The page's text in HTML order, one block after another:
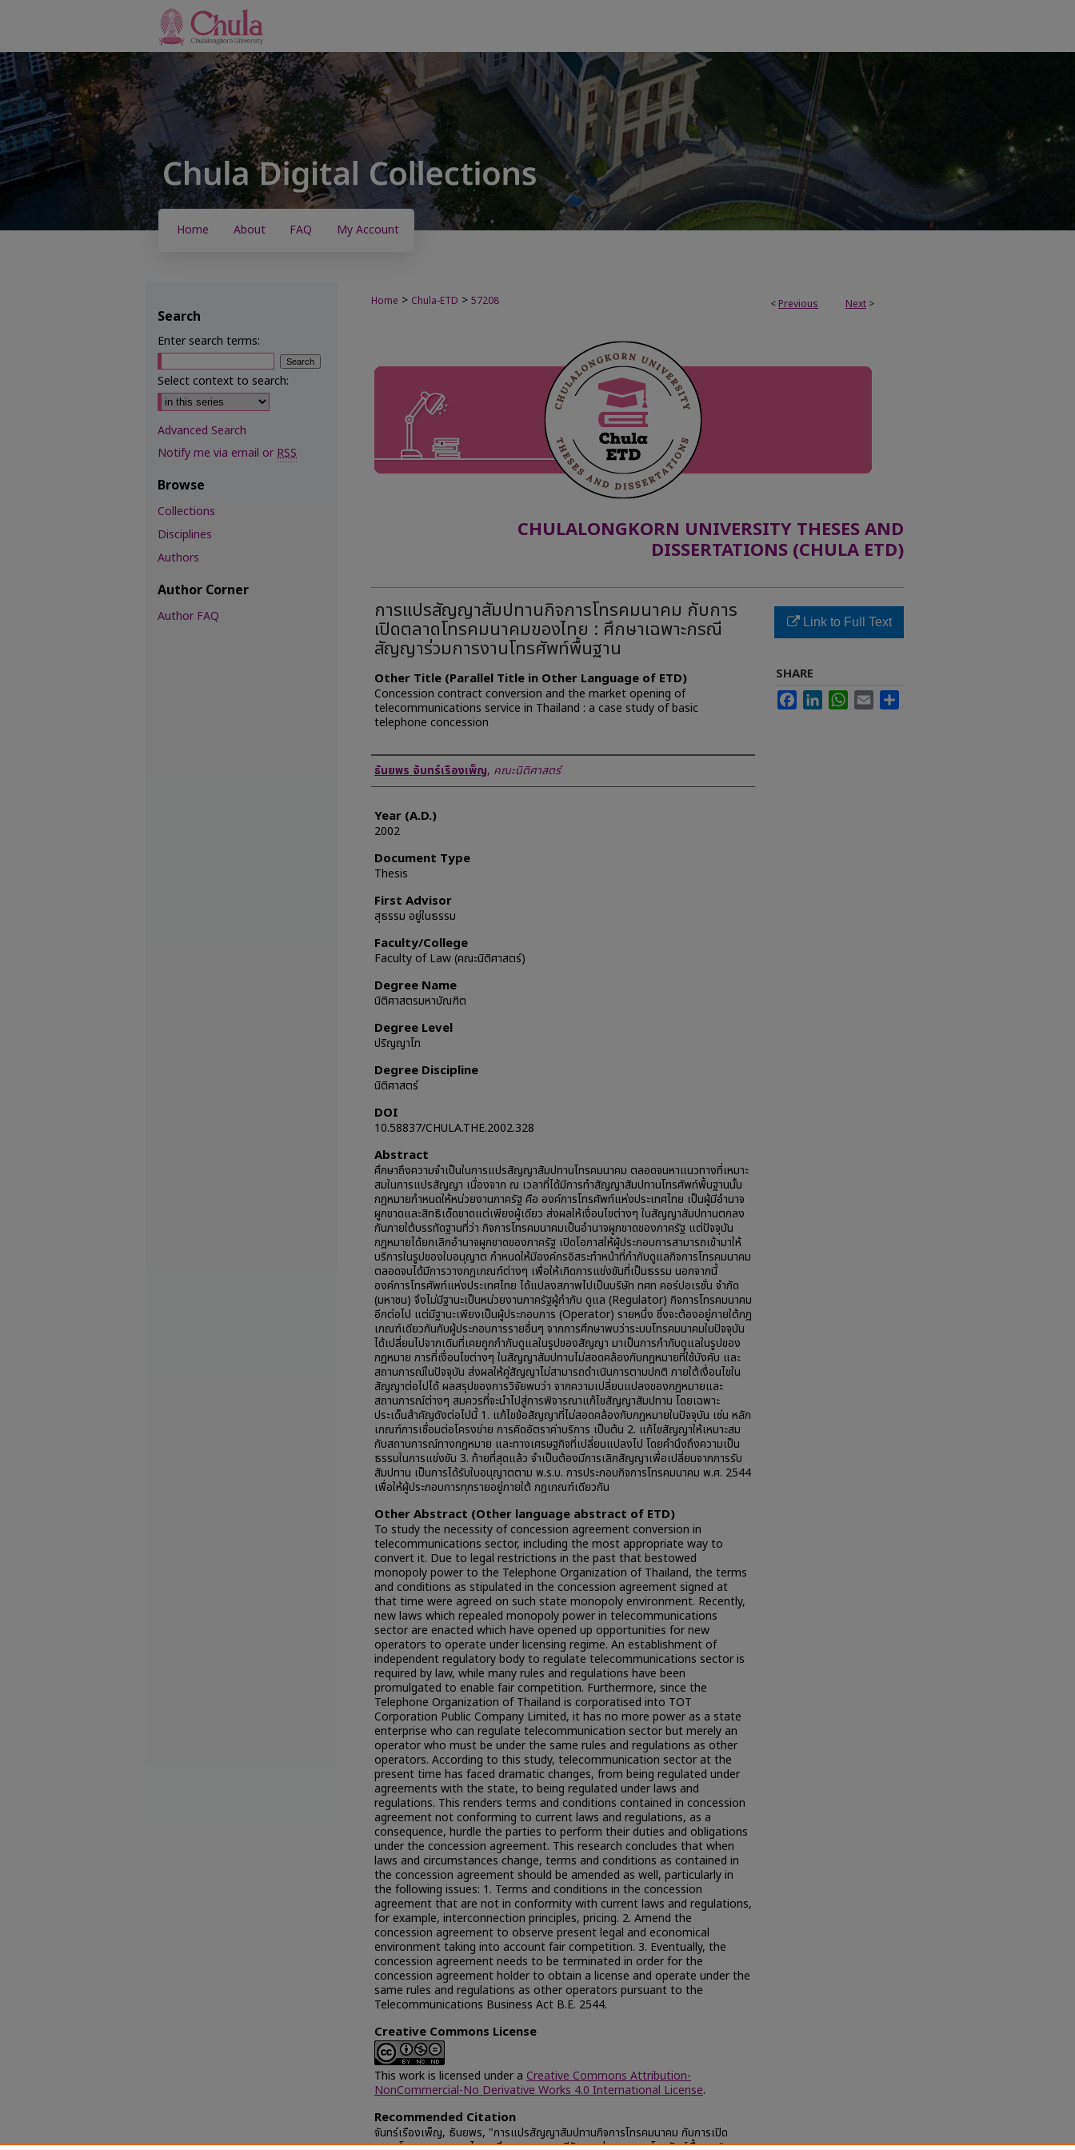
Home About FAQ My Account
< Previous Next >
Home > Chula-ETD > 57208
CHULALONGKORN UNIVERSITY THESES AND
DISSERTATIONS (CHULA ETD)
การแปรสัญญาสัมปทานกิจการโทรคมนาคม กับการ
เปิดตลาดโทรคมนาคมของไทย : ศึกษาเฉพาะกรณี
สัญญาร่วมการงานโทรศัพท์พื้นฐาน
Other Title (Parallel Title in Other Language of ETD)
Concession contract conversion and the market opening of
telecommunications service in Thailand : a case study of basic
telephone concession
Author
ธันยพร จันทร์เรืองเพ็ญ, คณะนิติศาสตร์
Year (A.D.)
2002
Document Type
Thesis
First Advisor
สุธรรม อยู่ในธรรม
Faculty/College
Faculty of Law (คณะนิติศาสตร์)
Degree Name
นิติศาสตรมหาบัณฑิต
Degree Level
ปริญญาโท
Degree Discipline
นิติศาสตร์
DOI
10.58837/CHULA.THE.2002.328
Abstract
ศึกษาถึงความจำเป็นในการแปรสัญญาสัมปทานโทรคมนาคม ตลอดจนหาแนวทางที่เหมาะ
สมในการแปรสัญญา เนื่องจาก ณ เวลาที่ได้มีการทำสัญญาสัมปทานโทรศัพท์พื้นฐานนั้น
กฎหมายกำหนดให้หน่วยงานภาครัฐ คือ องค์การโทรศัพท์แห่งประเทศไทย เป็นผู้มีอำนาจ
ผูกขาดและสิทธิเด็ดขาดแต่เพียงผู้เดียว ส่งผลให้เงื่อนไขต่างๆ ในสัญญาสัมปทานตกลง
กันภายใต้บรรทัดฐานที่ว่า กิจการโทรคมนาคมเป็นอำนาจผูกขาดของภาครัฐ แต่ปัจจุบัน
กฎหมายได้ยกเลิกอำนาจผูกขาดของภาครัฐ เปิดโอกาสให้ผู้ประกอบการสามารถเข้ามาให้
บริการในรูปของใบอนุญาต กำหนดให้มีองค์กรอิสระทำหน้าที่กำกับดูแลกิจการโทรคมนาคม
ตลอดจนได้มีการวางกฎเกณฑ์ต่างๆ เพื่อให้เกิดการแข่งขันที่เป็นธรรม นอกจากนี้
องค์การโทรศัพท์แห่งประเทศไทย ได้แปลงสภาพไปเป็นบริษัท ทศท คอร์ปอเรชั่น จำกัด
(มหาชน) จึงไม่มีฐานะเป็นหน่วยงานภาครัฐผู้กำกับ ดูแล (Regulator) กิจการโทรคมนาคม
อีกต่อไป แต่มีฐานะเพียงเป็นผู้ประกอบการ (Operator) รายหนึ่ง ซึ่งจะต้องอยู่ภายใต้กฎ
เกณฑ์เดียวกันกับผู้ประกอบการรายอื่นๆ จากการศึกษาพบว่าระบบโทรคมนาคมในปัจจุบัน
ได้เปลี่ยนไปจากเดิมที่เคยถูกกำกับดูแลในรูปของสัญญา มาเป็นการกำกับดูแลในรูปของ
กฎหมาย การที่เงื่อนไขต่างๆ ในสัญญาสัมปทานไม่สอดคล้องกับกฎหมายที่ใช้บังคับ และ
สถานการณ์ในปัจจุบัน ส่งผลให้คู่สัญญาไม่สามารถดำเนินการตามปกติ ภายใต้เงื่อนไขใน
สัญญาต่อไปได้ ผลสรุปของการวิจัยพบว่า จากความเปลี่ยนแปลงของกฎหมายและ
สถานการณ์ต่างๆ สมควรที่จะนำไปสู่การพิจารณาแก้ไขสัญญาสัมปทาน โดยเฉพาะ
ประเด็นสำคัญดังต่อไปนี้ 1. แก้ไขข้อสัญญาที่ไม่สอดคล้องกับกฎหมายในปัจจุบัน เช่น หลัก
เกณฑ์การเชื่อมต่อโครงข่าย การคิดอัตราค่าบริการ เป็นต้น 2. แก้ไขสัญญาให้เหมาะสม
กับสถานการณ์ทางกฎหมาย และทางเศรษฐกิจที่เปลี่ยนแปลงไป โดยคำนึงถึงความเป็น
ธรรมในการแข่งขัน 3. ท้ายที่สุดแล้ว จำเป็นต้องมีการเลิกสัญญาเพื่อเปลี่ยนจากการรับ
สัมปทาน เป็นการได้รับใบอนุญาตตาม พ.ร.บ. การประกอบกิจการโทรคมนาคม พ.ศ. 2544
เพื่อให้ผู้ประกอบการทุกรายอยู่ภายใต้ กฎเกณฑ์เดียวกัน
Other Abstract (Other language abstract of ETD)
To study the necessity of concession agreement conversion in
telecommunications sector, including the most appropriate way to
convert it. Due to legal restrictions in the past that bestowed
monopoly power to the Telephone Organization of Thailand, the terms
and conditions as stipulated in the concession agreement signed at
that time were agreed on such state monopoly environment. Recently,
new laws which repealed monopoly power in telecommunications
sector are enacted which have opened up opportunities for new
operators to operate under licensing regime. An establishment of
independent regulatory body to regulate telecommunications sector is
required by law, while many rules and regulations have been
promulgated to enable fair competition. Furthermore, since the
Telephone Organization of Thailand is corporatised into TOT
Corporation Public Company Limited, it has no more power as a state
enterprise who can regulate telecommunication sector but merely an
operator who must be under the same rules and regulations as other
operators. According to this study, telecommunication sector at the
present time has faced dramatic changes, from being regulated under
agreements with the state, to being regulated under laws and
regulations. This renders terms and conditions contained in concession
agreement not conforming to current laws and regulations, as a
consequence, hurdle the parties to perform their duties and obligations
under the concession agreement. This research concludes that when
laws and circumstances change, terms and conditions as contained in
the concession agreement should be amended as well, particularly in
the following issues: 1. Terms and conditions in the concession
agreement that are not in conformity with current laws and regulations,
for example, interconnection principles, pricing. 2. Amend the
concession agreement to observe present legal and economical
environment taking into account fair competition. 3. Eventually, the
concession agreement needs to be terminated in order for the
concession agreement holder to obtain a license and operate under the
same rules and regulations as other operators pursuant to the
Telecommunications Business Act B.E. 2544.
Creative Commons License
This work is licensed under a Creative Commons Attribution-
NonCommercial-No Derivative Works 4.0 International License.
Recommended Citation
จันทร์เรืองเพ็ญ, ธันยพร, "การแปรสัญญาสัมปทานกิจการโทรคมนาคม กับการเปิด
Link to Full Text
SHARE
FacebookLinkedInWhatsApp
Email
Search
Enter search terms:
Select context to search:
Advanced Search
Notify me via email orRSS
Browse
Collections
Disciplines
Authors
Author Corner
Author FAQ